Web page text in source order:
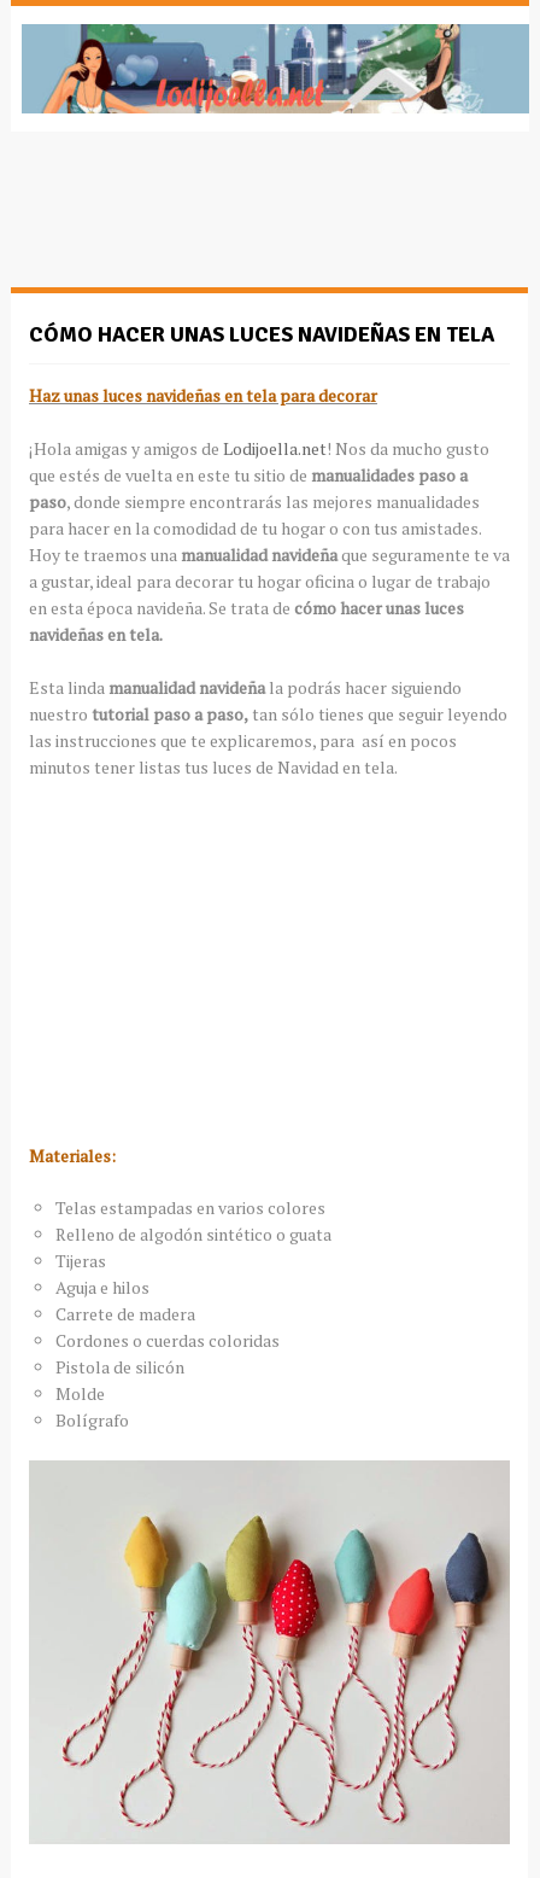
CÓMO HACER UNAS LUCES NAVIDEÑAS EN TELA
Haz unas luces navideñas en tela para decorar
¡Hola amigas y amigos de Lodijoella.net! Nos da mucho gusto
que estés de vuelta en este tu sitio de manualidades paso a
paso, donde siempre encontrarás las mejores manualidades
para hacer en la comodidad de tu hogar o con tus amistades.
Hoy te traemos una manualidad navideñaque seguramente te va
a gustar, ideal para decorar tu hogar oficina o lugar de trabajo
en esta época navideña. Se trata de cómo hacer unas luces
navideñas en tela.
Esta linda manualidad navideñala podrás hacer siguiendo
nuestro tutorial paso a paso,tan sólo tienes que seguir leyendo
las instrucciones que te explicaremos, para así en pocos
minutos tener listas tus luces de Navidad en tela.
Materiales:
Telas estampadas en varios colores
Relleno de algodón sintético o guata
Tijeras
Aguja e hilos
Carrete de madera
Cordones o cuerdas coloridas
Pistola de silicón
Molde
Bolígrafo